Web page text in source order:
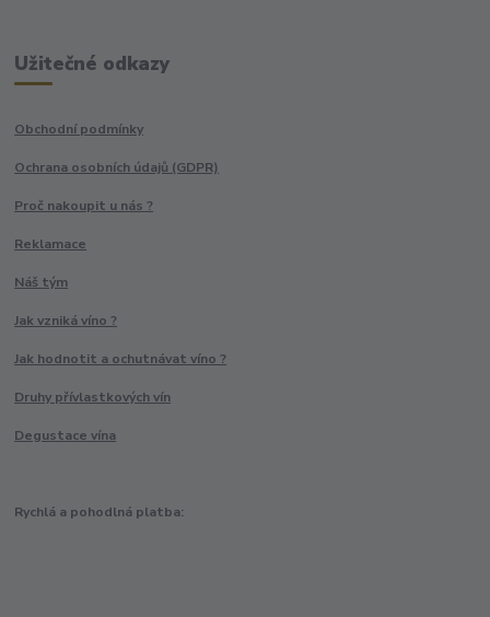
Užitečné odkazy
Obchodní podmínky
Ochrana osobních údajů (GDPR)
Proč nakoupit u nás ?
Reklamace
Náš tým
Jak vzniká víno ?
Jak hodnotit a ochutnávat víno ?
Druhy přívlastkových vín
Degustace vína
Rychlá a pohodlná platba: